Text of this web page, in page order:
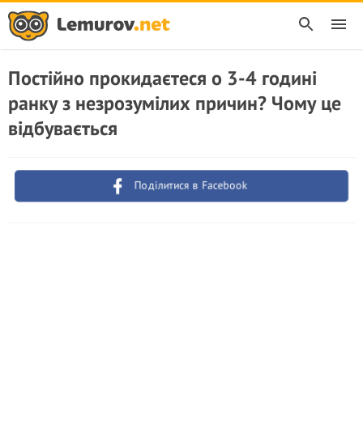
Постійно прокидаєтеся о 3-4 годині
ранку з незрозумілих причин? Чому це
відбувається
Поділитися в Facebook